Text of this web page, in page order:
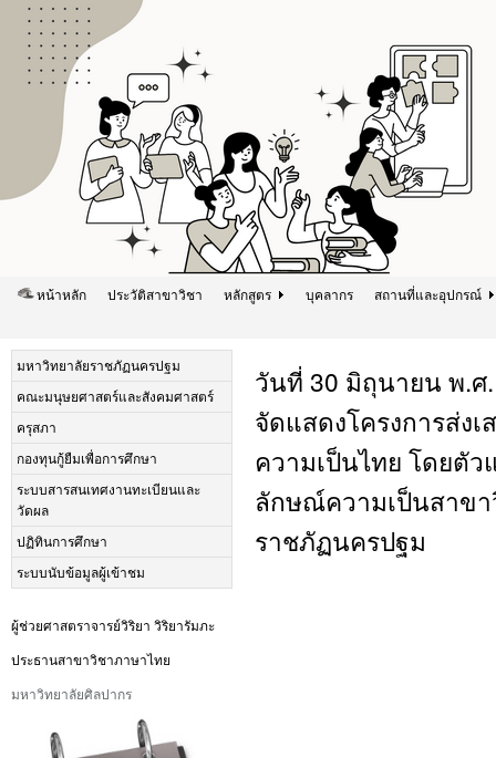
หน้าหลัก ประวัติสาขาวิชา หลักสูตร บุคลากร สถานที่และอุปกรณ์
มหาวิทยาลัยราชภัฏนครปฐม
คณะมนุษยศาสตร์และสังคมศาสตร์
ครุสภา
กองทุนกู้ยืมเพื่อการศึกษา
ระบบสารสนเทศงานทะเบียนและ
วัดผล
ปฏิทินการศึกษา
ระบบนับข้อมูลผู้เข้าชม
ผู้ช่วยศาสตราจารย์วิริยา วิริยารัมภะ
ประธานสาขาวิชาภาษาไทย
มหาวิทยาลัยศิลปากร
วันที่ 30 มิถุนายน พ.ศ
จัดแสดงโครงการส่
ความเป็นไทย โดยตั
ลักษณ์ความเป็นสาข
ราชภัฏนครปฐม